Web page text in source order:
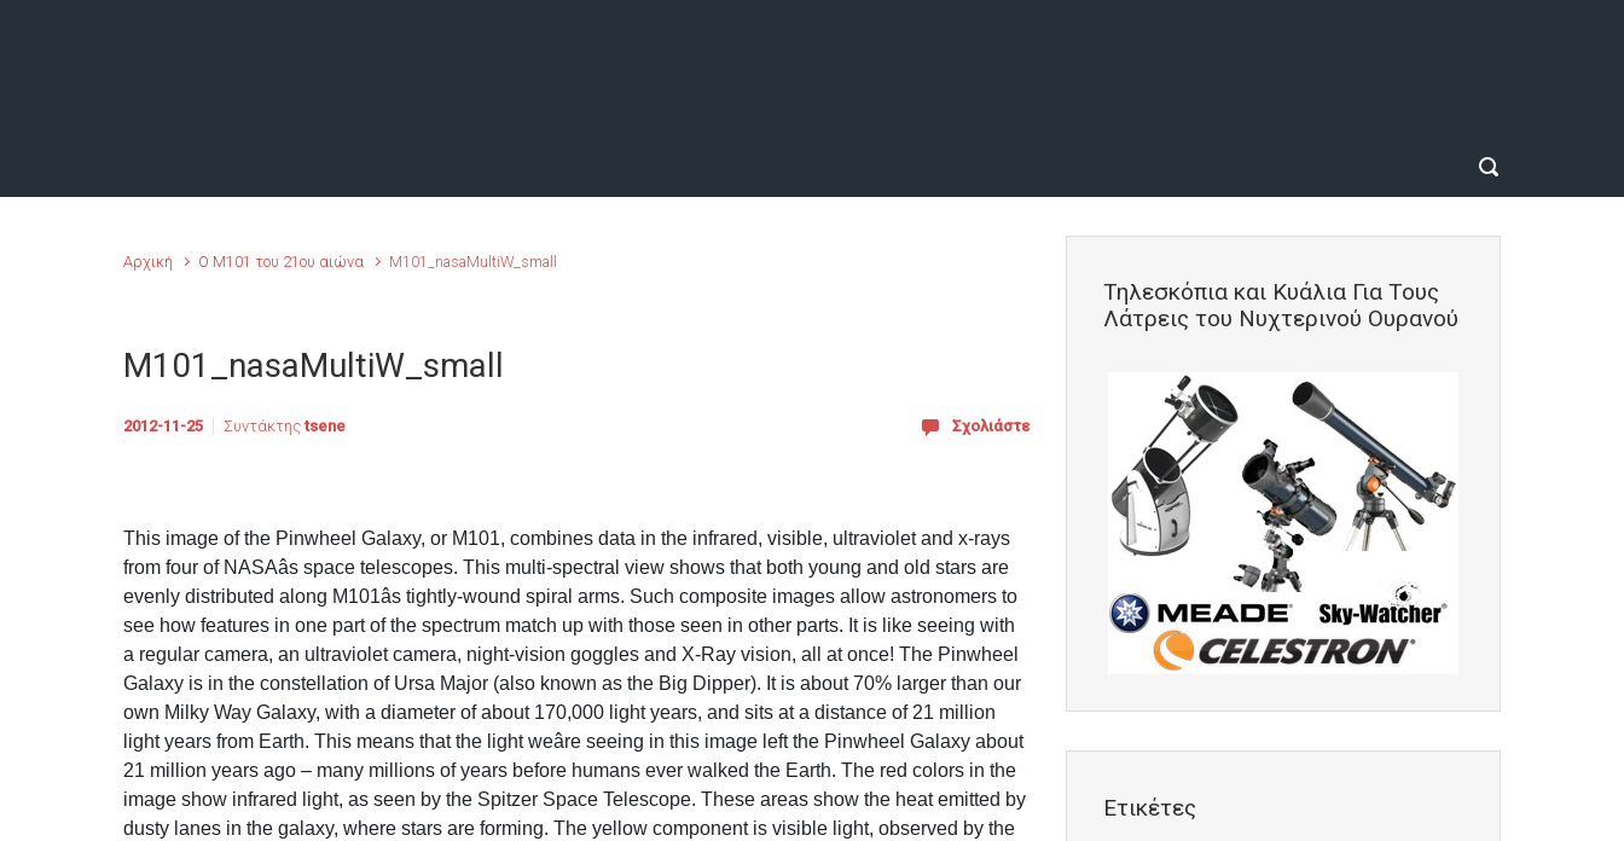
Αρχική Ο M101 του 21ου αιώνα M101_nasaMultiW_small
M101_nasaMultiW_small
2012-11-25 Συντάκτης tsene Σχολιάστε
This image of the Pinwheel Galaxy, or M101, combines data in the infrared, visible, ultraviolet and x-rays
from four of NASAâs space telescopes. This multi-spectral view shows that both young and old stars are
evenly distributed along M101âs tightly-wound spiral arms. Such composite images allow astronomers to
see how features in one part of the spectrum match up with those seen in other parts. It is like seeing with
a regular camera, an ultraviolet camera, night-vision goggles and X-Ray vision, all at once! The Pinwheel
Galaxy is in the constellation of Ursa Major (also known as the Big Dipper). It is about 70% larger than our
own Milky Way Galaxy, with a diameter of about 170,000 light years, and sits at a distance of 21 million
light years from Earth. This means that the light weâre seeing in this image left the Pinwheel Galaxy about
21 million years ago – many millions of years before humans ever walked the Earth. The red colors in the
image show infrared light, as seen by the Spitzer Space Telescope. These areas show the heat emitted by
dusty lanes in the galaxy, where stars are forming. The yellow component is visible light, observed by the
Τηλεσκόπια και Κυάλια Για Τους
Λάτρεις του Νυχτερινού Ουρανού
Ετικέτες